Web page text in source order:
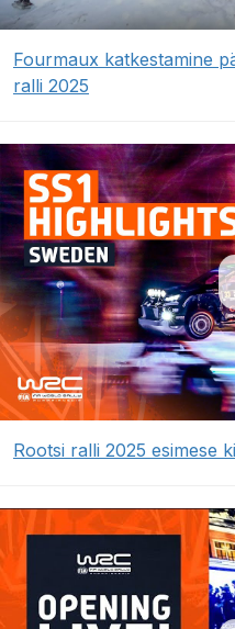
Fourmaux katkestamine
ralli 2025
Rootsi ralli 2025 esimese